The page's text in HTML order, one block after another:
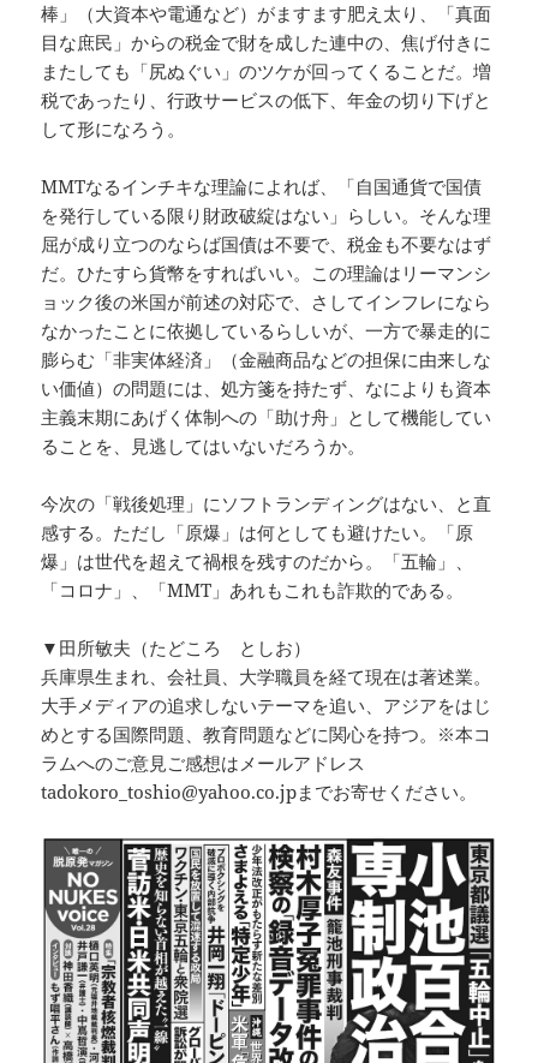
棒」（大資本や電通など）がますます肥え太り、「真面
目な庶民」からの税金で財を成した連中の、焦げ付きに
またしても「尻ぬぐい」のツケが回ってくることだ。増
税であったり、行政サービスの低下、年金の切り下げと
して形になろう。
MMTなるインチキな理論によれば、「自国通貨で国債
を発行している限り財政破綻はない」らしい。そんな理
屈が成り立つのならば国債は不要で、税金も不要なはず
だ。ひたすら貨幣をすればいい。この理論はリーマンシ
ョック後の米国が前述の対応で、さしてインフレになら
なかったことに依拠しているらしいが、一方で暴走的に
膨らむ「非実体経済」（金融商品などの担保に由来しな
い価値）の問題には、処方箋を持たず、なによりも資本
主義末期にあげく体制への「助け舟」として機能してい
ることを、見逃してはいないだろうか。
今次の「戦後処理」にソフトランディングはない、と直
感する。ただし「原爆」は何としても避けたい。「原
爆」は世代を超えて禍根を残すのだから。「五輪」、
「コロナ」、「MMT」あれもこれも詐欺的である。
▼田所敏夫（たどころ としお）
兵庫県生まれ、会社員、大学職員を経て現在は著述業。
大手メディアの追求しないテーマを追い、アジアをはじ
めとする国際問題、教育問題などに関心を持つ。※本コ
ラムへのご意見ご感想はメールアドレス
tadokoro_toshio@yahoo.co.jpまでお寄せください。